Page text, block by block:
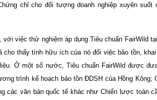
chỉ cho đối tượng doanh nghiệp xuyên suốt
việc thử nghiệm áp dụng Tiêu chuẩn FairWild
thấy tính hữu ích của nó đối việc bảo tồn,
Ở một số nước, Tiêu chuẩn FairWild được
trình kế hoạch bảo tồn ĐDSH của Hồng Kông;
các văn bản quốc tế khác như Chiến lược toàn